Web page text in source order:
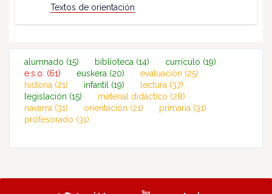
Textos de orientación
alumnado (15) biblioteca (14) currículo (19)
e.s.o. (61) euskera (20) evaluación (25)
historia (21) infantil (19) lectura (37)
legislación (15) material didáctico (28)
navarra (31) orientación (21) primaria (31)
profesorado (31)